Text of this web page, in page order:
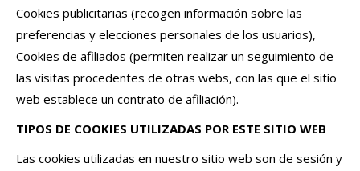
Cookies publicitarias (recogen información sobre las
preferencias y elecciones personales de los usuarios),
Cookies de afiliados (permiten realizar un seguimiento de
las visitas procedentes de otras webs, con las que el sitio
web establece un contrato de afiliación).
TIPOS DE COOKIES UTILIZADAS POR ESTE SITIO WEB
Las cookies utilizadas en nuestro sitio web son de sesión y